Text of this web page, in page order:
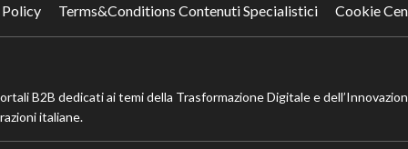
Terms&Conditions Contenuti Specialistici Cookie
B2B dedicati ai temi della Trasformazione Digitale e
italiane.